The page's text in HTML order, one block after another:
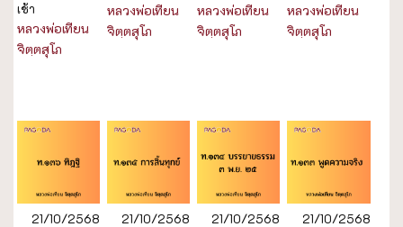
เช้า
หลวงพ่อเทียน
จิตฺตสุโภ
หลวงพ่อเทียน
จิตฺตสุโภ
หลวงพ่อเทียน
จิตฺตสุโภ
หลวงพ่อเทียน
จิตฺตสุโภ
21/10/2568
21/10/2568
21/10/2568
21/10/2568